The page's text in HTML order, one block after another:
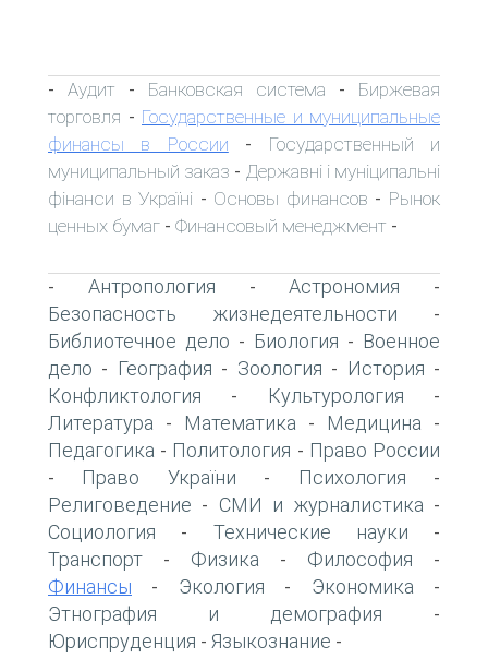
- Аудит - Банковская система - Биржевая
торговля - Государственные и муниципальные
финансы в России - Государственный и
муниципальный заказ - Державні і муніципальні
фінанси в Україні - Основы финансов - Рынок
ценных бумаг - Финансовый менеджмент -
- Антропология -Астрономия -
Безопасность жизнедеятельности -
Библиотечное дело - Биология - Военное
дело - География - Зоология - История -
Конфликтология - Культурология -
Литература - Математика - Медицина -
Педагогика - Политология - Право России
- Право України - Психология -
Религоведение - СМИ и журналистика -
Социология - Технические науки -
Транспорт - Физика - Философия -
Финансы - Экология - Экономика -
Этнография и демография -
Юриспруденция - Языкознание -